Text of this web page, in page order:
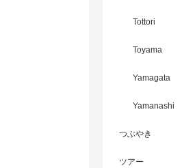
Tottori
Toyama
Yamagata
Yamanashi
つぶやき
ツアー